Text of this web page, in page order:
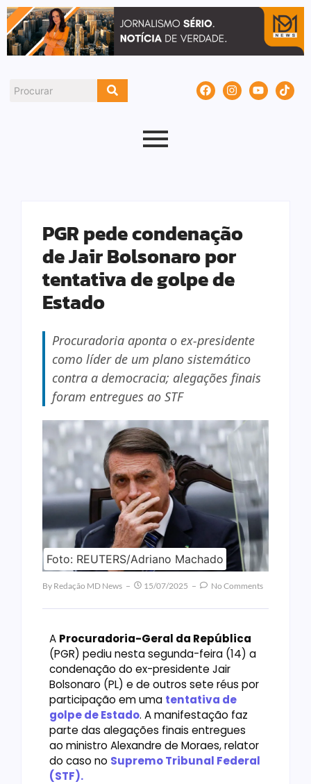
PGR pede condenação
de Jair Bolsonaro por
tentativa de golpe de
Estado
Procuradoria aponta o ex-presidente
como líder de um plano sistemático
contra a democracia; alegações finais
foram entregues ao STF
Foto: REUTERS/Adriano Machado
By Redação MD News 15/07/2025 No Comments
A Procuradoria-Geral da República
(PGR) pediu nesta segunda-feira (14) a
condenação do ex-presidente Jair
Bolsonaro (PL) e de outros sete réus por
participação em uma tentativa de
golpe de Estado. A manifestação faz
parte das alegações finais entregues
ao ministro Alexandre de Moraes, relator
do caso no Supremo Tribunal Federal
(STF).